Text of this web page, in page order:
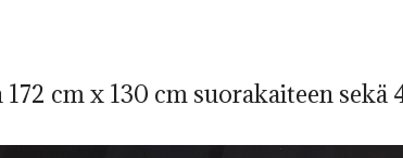
cm x 130 cm suorakaiteen sekä